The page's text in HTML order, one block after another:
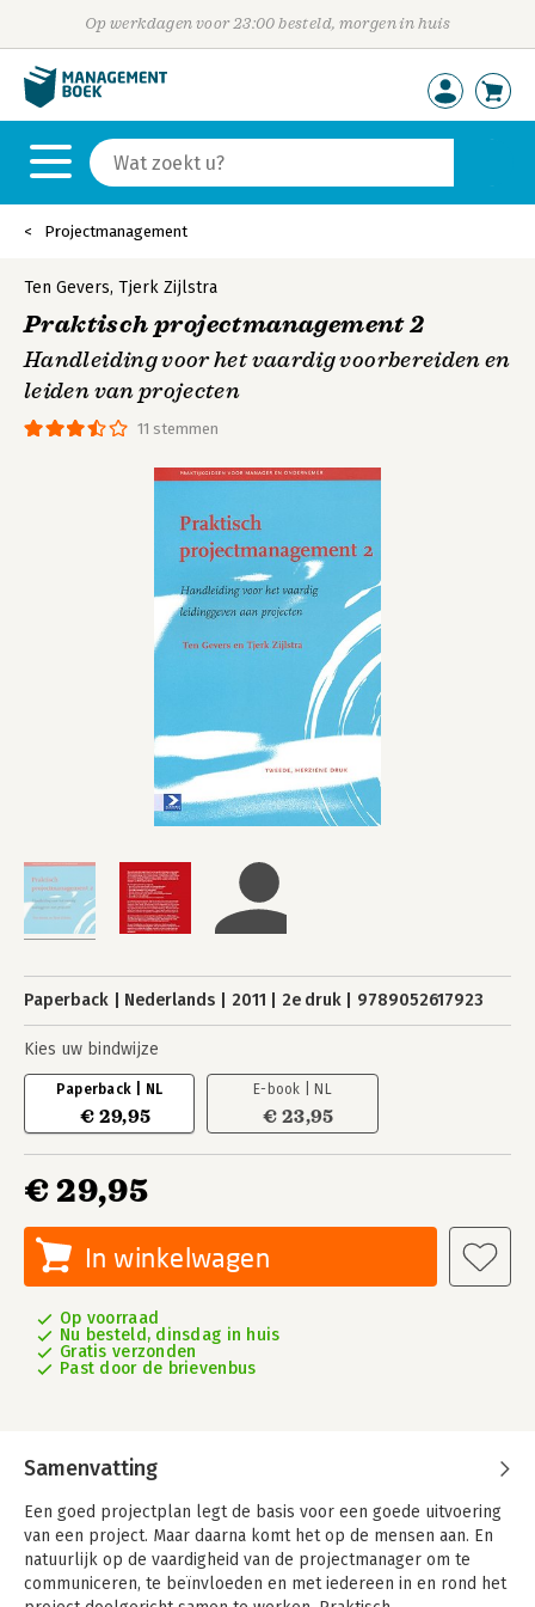
Op werkdagen voor 23:00 besteld, morgen in huis
Projectmanagement
11 stemmen
Ten Gevers, Tjerk Zijlstra
Praktisch projectmanagement 2
Handleiding voor het vaardig voorbereiden en
leiden van projecten
Paperback Nederlands 2011 2e druk 9789052617923
Kies uw bindwijze
Paperback | NL
€ 29,95
E-book | NL
€ 23,95
€ 29,95
In winkelwagen
Op voorraad
Nu besteld, dinsdag in huis
Gratis verzonden
Past door de brievenbus
Samenvatting
Een goed projectplan legt de basis voor een goede uitvoering
van een project. Maar daarna komt het op de mensen aan. En
natuurlijk op de vaardigheid van de projectmanager om te
communiceren, te beïnvloeden en met iedereen in en rond het